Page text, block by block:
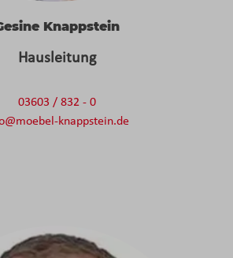
Knappstein
Hausleitung
03603 / 832 - 0
knappstein.de